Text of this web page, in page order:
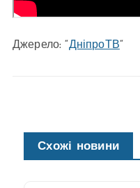
Джерело: “ДніпроТВ“
Схожі новини